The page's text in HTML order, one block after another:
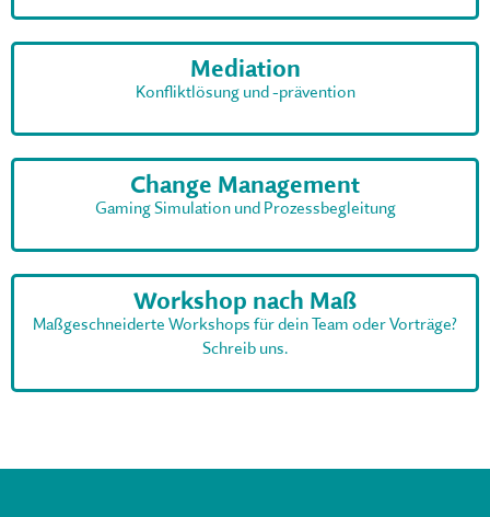
Mediation
Konfliktlösung und -prävention
Change Management
Gaming Simulation und Prozessbegleitung
Workshop nach Maß
Maßgeschneiderte Workshops für dein Team oder Vorträge?
Schreib uns.